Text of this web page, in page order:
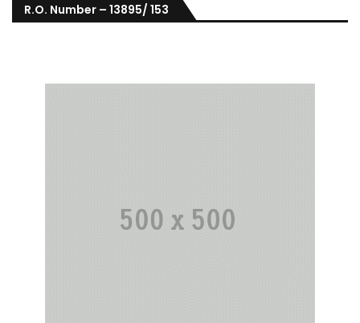
R.O. Number – 13895/ 153